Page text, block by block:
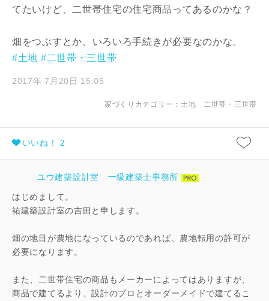
てたいけど、二世帯住宅の住宅商品ってあるのかな？
畑をつぶすとか、いろいろ手続きが必要なのかな。
#土地 #二世帯・三世帯
2017年 7月20日 15:05
家づくりカテゴリー： 土地 二世帯・三世帯
いいね！ 2
ユウ建築設計室 一級建築士事務所
はじめまして。
祐建築設計室の吉田と申します。
畑の地目が農地になっているのであれば、農地転用の許可が
必要になります。
また、二世帯住宅の商品もメーカーによってはありますが、
商品で建てるより、設計のプロとオーダーメイドで建てるこ